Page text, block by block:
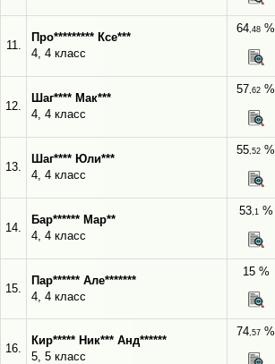
11.
Про********* Ксе***
4, 4 класс
64,48 %
12.
Шаг**** Мак***
4, 4 класс
57,62 %
13.
Шаг**** Юли***
4, 4 класс
55,52 %
14.
Бар****** Мар**
4, 4 класс
53,1%
15.
Пар****** Але*******
4, 4 класс
15 %
16.
Кир***** Ник*** Анд******
5, 5 класс
74,57 %